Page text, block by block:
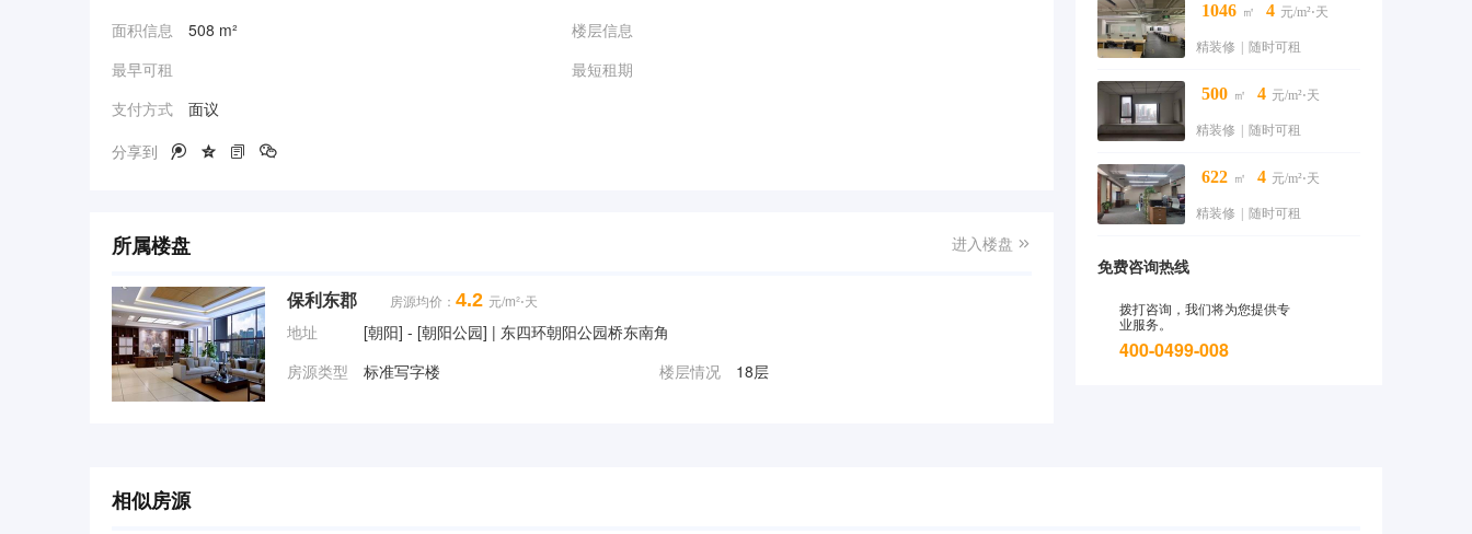
面积信息 508 m²
楼层信息
最早可租
最短租期
支付方式
面议
分享到
   
所属楼盘 进入楼盘 
保利东郡 房源均价： 4.2 元/m²⋅天
地址
[朝阳] - [朝阳公园] | 东四环朝阳公园桥东南角
房源类型
标准写字楼 楼层情况 18层
1046 ㎡ 4 元/m²⋅天
精装修 随时可租
500 ㎡ 4 元/m²⋅天
精装修 随时可租
622 ㎡ 4 元/m²⋅天
精装修 随时可租
免费咨询热线
拨打咨询，我们将为您提供专
业服务。
400-0499-008
相似房源